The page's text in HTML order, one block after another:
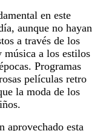
en este
aunque no hayan
a través de los
a los estilos
Programas
películas retro
la moda de los
aprovechado esta